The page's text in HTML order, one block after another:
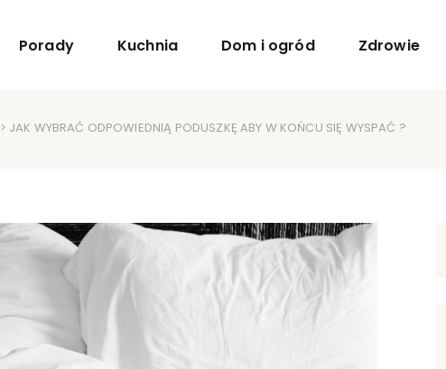
Porady Kuchnia Dom i ogród Zdrowie
> JAK WYBRAĆ ODPOWIEDNIĄ PODUSZKĘ ABY W KOŃCU SIĘ WYSPAĆ ?